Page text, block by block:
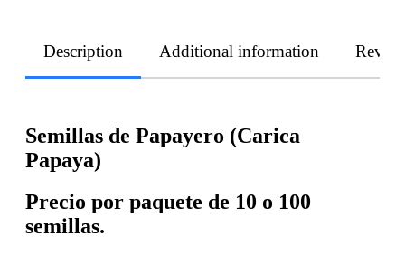
Description Additional information
Semillas de Papayero (Carica
Papaya)
Precio por paquete de 10 o 100
semillas.